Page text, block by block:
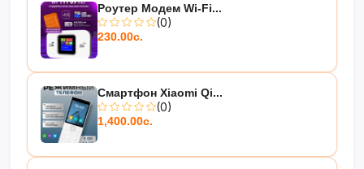
Роутер Модем Wi-Fi...
(0)
230.00с.
Смартфон Xiaomi Qi...
(0)
1,400.00с.